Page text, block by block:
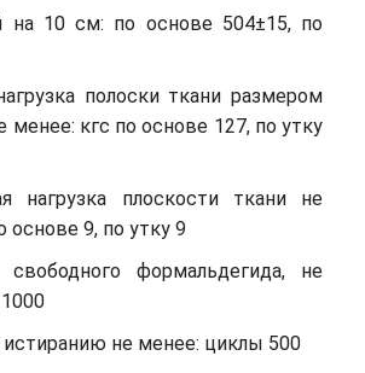
на 10 см: по основе 504±15, по
полоски ткани размером
менее: кгс по основе 127, по утку
нагрузка плоскости ткани не
основе 9, по утку 9
свободного формальдегида, не
не менее: циклы 500